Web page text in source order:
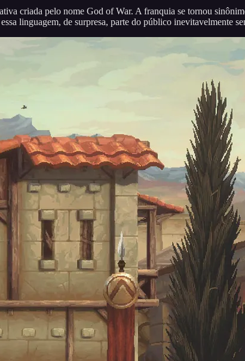
criada pelo nome God of War. A franquia se tornou
linguagem, de surpresa, parte do público inevitavelmente